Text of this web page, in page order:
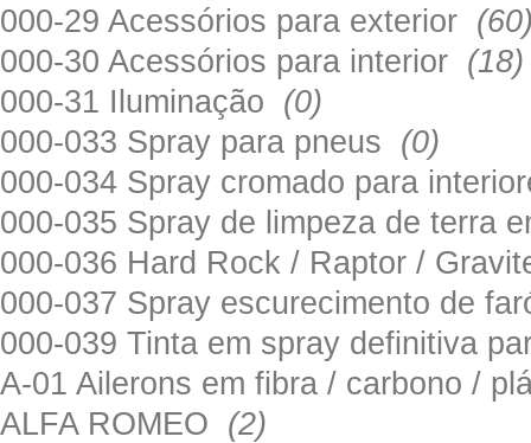
000-29 Acessórios para exterior
000-30 Acessórios para interior (18)
000-31 Iluminação (0)
000-033 Spray para pneus (0)
000-034 Spray cromado para
000-035 Spray de limpeza de terra
000-036 Hard Rock / Raptor /
000-037 Spray escurecimento de
000-039 Tinta em spray definitiva
A-01 Ailerons em fibra / carbono /
ALFA ROMEO (2)